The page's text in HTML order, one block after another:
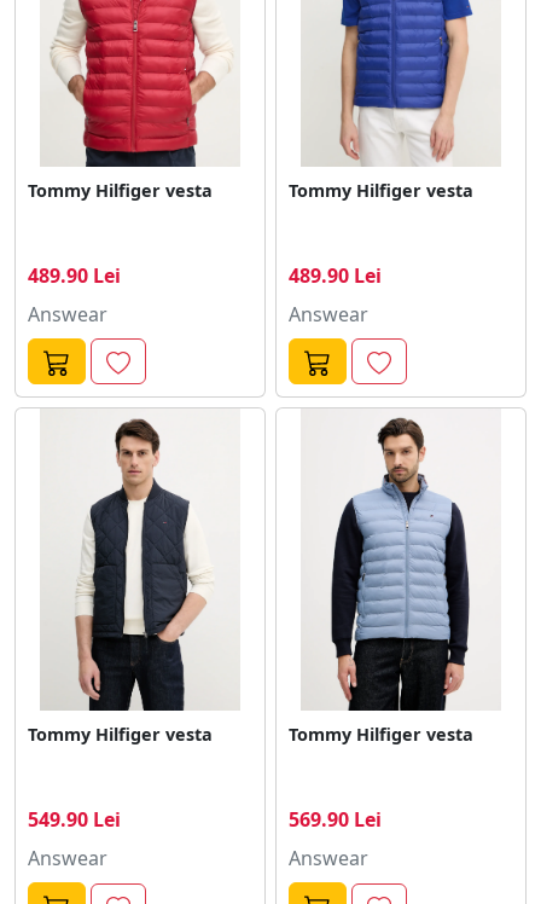
Tommy Hilfiger vesta
489.90 Lei
Answear
Tommy Hilfiger vesta
489.90 Lei
Answear
Tommy Hilfiger vesta
549.90 Lei
Answear
Tommy Hilfiger vesta
569.90 Lei
Answear